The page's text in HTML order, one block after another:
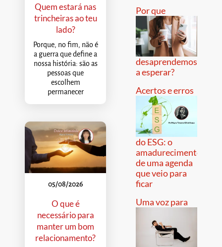
Quem estará nas
trincheiras ao teu
lado?
Porque, no fim, não é
a guerra que define a
nossa história: são as
pessoas que
escolhem
permanecer
05/08/2026
O que é
necessário para
manter um bom
relacionamento?
Por que
desaprendemos
a esperar?
Acertos e erros
do ESG: o
amadurecimento
de uma agenda
que veio para
ficar
Uma voz para